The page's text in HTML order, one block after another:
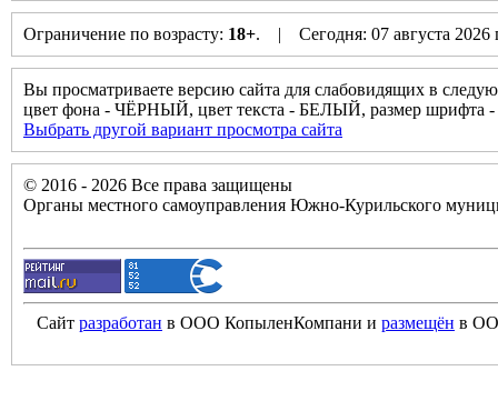
Ограничение по возрасту: 18+. | Сегодня: 07 августа
Вы просматриваете версию сайта для слабовидящих в
цвет фона - ЧЁРНЫЙ, цвет текста - БЕЛЫЙ, размер
Выбрать другой вариант просмотра сайта
© 2016 - 2026 Все права защищены
Органы местного самоуправления Южно-Курильского
Сайт разработан в ООО КопыленКомпани и размещён в